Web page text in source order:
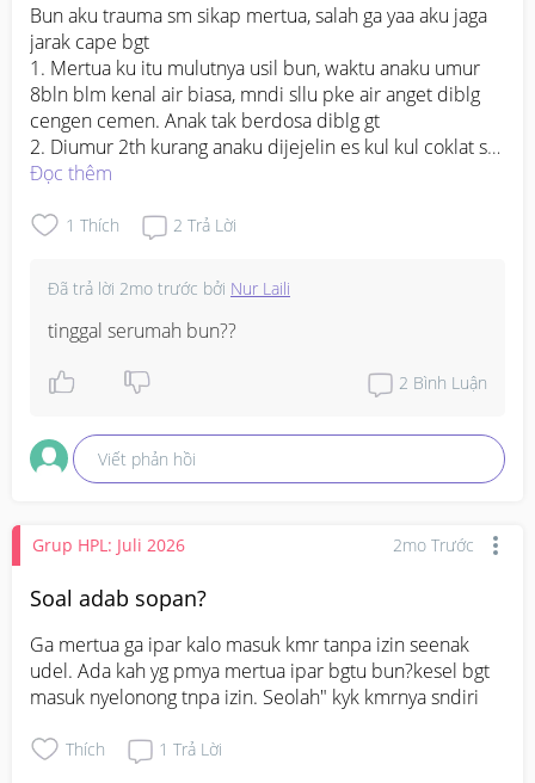
Bun aku trauma sm sikap mertua, salah ga yaa aku jaga
jarak cape bgt
1. Mertua ku itu mulutnya usil bun, waktu anaku umur
8bln blm kenal air biasa, mndi sllu pke air anget diblg
cengen cemen. Anak tak berdosa diblg gt
2. Diumur 2th kurang anaku dijejelin es kul kul coklat sm
kiko. Minuman semanis itu dicobain ke anaku smpe
3. Mertua ku suka ngmng asal soal mendidik anak kecil,
mah ee tai ga enak di mkn. YaAllah mulutnyaaa cape bgt
Gmn ya bun rasanya biar jauh dari mertua, ga betah bgt
sm sikapnya
Đọc thêm
1 Thích 2 Trả Lời
Đã trả lời 2mo trước bởi Nur Laili
tinggal serumah bun??
2 Bình Luận
Viết phản hồi
Grup HPL: Juli 2026 2mo Trước
Soal adab sopan?
Ga mertua ga ipar kalo masuk kmr tanpa izin seenak
udel. Ada kah yg pmya mertua ipar bgtu bun?kesel bgt
masuk nyelonong tnpa izin. Seolah" kyk kmrnya sndiri
Thích 1 Trả Lời